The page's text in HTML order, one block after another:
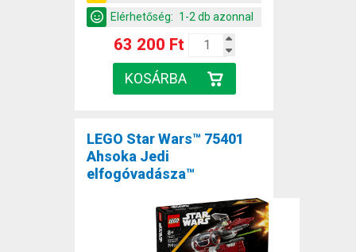
Elérhetőség: 1-2 db azonnal
63 200 Ft
LEGO Star Wars™ 75401
Ahsoka Jedi
elfogóvadásza™